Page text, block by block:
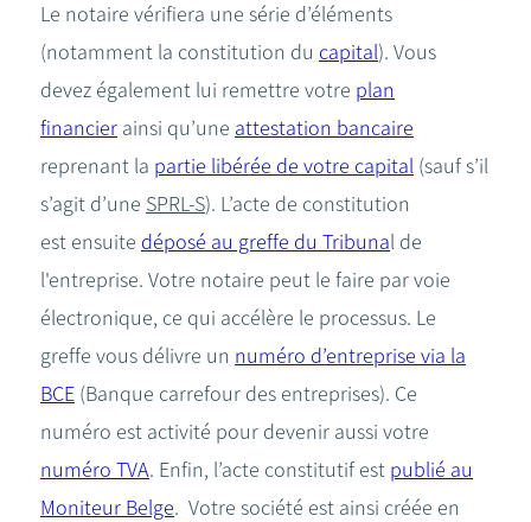
Le notaire vérifiera une série d’éléments
(notamment la constitution du capital). Vous
devez également lui remettre votre plan
financier ainsi qu’une attestation bancaire
reprenant la partie libérée de votre capital (sauf s’il
s’agit d’une SPRL-S). L’acte de constitution
est ensuite déposé au greffe du Tribunal de
l'entreprise. Votre notaire peut le faire par voie
électronique, ce qui accélère le processus. Le
greffe vous délivre un numéro d’entreprise via la
BCE (Banque carrefour des entreprises). Ce
numéro est activité pour devenir aussi votre
numéro TVA. Enfin, l’acte constitutif est publié au
Moniteur Belge. Votre société est ainsi créée en